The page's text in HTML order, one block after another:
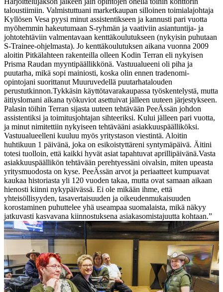
taloustiimiin. Valmistuttuani marketkaupan silloinen toimialajohtaja
Kyllösen Vesa pyysi minut assistentikseen ja kannusti pari vuotta
myöhemmin hakeutumaan S-ryhmän ja vaativiin asiantuntija- ja
johtotehtäviin valmentavaan kenttäkoulutukseen (nykyisin puhutaan
S-Trainee-ohjelmasta). Jo kenttäkoulutuksen aikana vuonna 2009
aloitin Pitkälahteen rakenteilla olleen Kodin Terran eli nykyisen
Prisma Raudan myyntipäällikkönä. Vastuualueeni oli piha ja
puutarha, mikä sopi mainiosti, koska olin ennen tradenomi-
opintojani suorittanut Muuruvedellä puutarhatalouden
perustutkinnon.Tykkäsin käyttötavarakaupassa työskentelystä, mutta
äitiyslomani aikana työkuviot asettuivat jälleen uuteen järjestykseen.
Palasin töihin Terran sijasta uuteen tehtävään PeeÄssän johdon
assistentiksi ja toimitusjohtajan sihteeriksi. Kului jälleen pari vuotta,
ja minut nimitettiin nykyiseen tehtävääni asiakkuuspäälliköksi.
Vastuualueelleni kuuluu myös yritystason viestintä. Aloitin
huhtikuun 1 päivänä, joka on esikoistyttäreni syntymäpäivä. Äitini
totesi tuolloin, että kaikki hyvät asiat tapahtuvat aprillipäivänä.Vasta
asiakkuuspäällikön tehtävään perehtyessäni oivalsin, miten upeasta
yritysmuodosta on kyse. PeeÄssän arvot ja periaatteet kumpuavat
kaukaa historiasta yli 120 vuoden takaa, mutta ovat samaan aikaan
hienosti kiinni nykypäivässä. Ei ole mikään ihme, että
yhteisöllisyyden, tasavertaisuuden ja oikeudenmukaisuuden
korostaminen puhuttelee yhä useampaa suomalaista, mikä näkyy
jatkuvasti kasvavana kiinnostuksena asiakasomistajuutta kohtaan.”